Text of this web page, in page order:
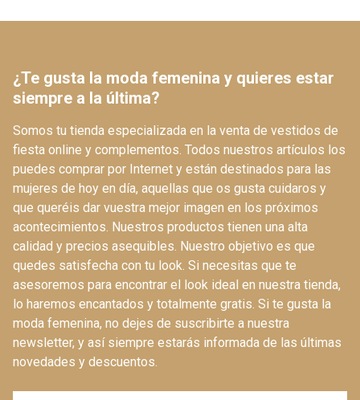
¿Te gusta la moda femenina y quieres estar
siempre a la última?
Somos tu tienda especializada en la venta de vestidos de
fiesta online y complementos. Todos nuestros artículos los
puedes comprar por Internet y están destinados para las
mujeres de hoy en día, aquellas que os gusta cuidaros y
que queréis dar vuestra mejor imagen en los próximos
acontecimientos. Nuestros productos tienen una alta
calidad y precios asequibles. Nuestro objetivo es que
quedes satisfecha con tu look. Si necesitas que te
asesoremos para encontrar el look ideal en nuestra tienda,
lo haremos encantados y totalmente gratis. Si te gusta la
moda femenina, no dejes de suscribirte a nuestra
newsletter, y así siempre estarás informada de las últimas
novedades y descuentos.